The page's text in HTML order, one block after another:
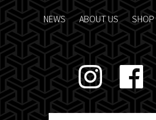
NEWS ABOUT US SHOP